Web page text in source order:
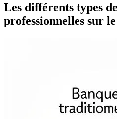
Les différents types
professionnelles sur